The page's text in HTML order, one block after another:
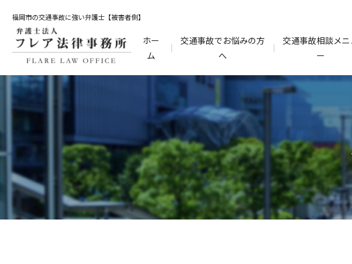
福岡市の交通事故に強い弁護士【被害者側】
ホー
ム
交通事故でお悩みの方
へ
交通事故相談メニ
ー